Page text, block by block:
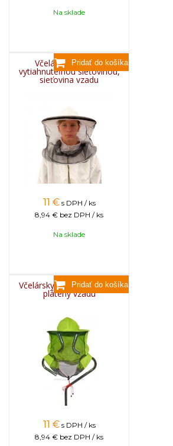
Na sklade
Včelársky klobúk s
vytiahnuteľnou sieťovinou,
sieťovina vzadu
11 € s DPH / ks
8,94 € bez DPH / ks
Na sklade
Včelársky klobúk bavlnený,
plátený vzadu
11 € s DPH / ks
8,94 € bez DPH / ks